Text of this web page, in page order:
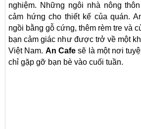
nghiệm. Những ngôi nhà nông
cảm hứng cho thiết kế của quán.
ngồi bằng gỗ cứng, thêm rèm tre và
bạn cảm giác như được trở về một
Việt Nam. An Cafesẽ là một nơi
chỉ gặp gỡ bạn bè vào cuối tuần.